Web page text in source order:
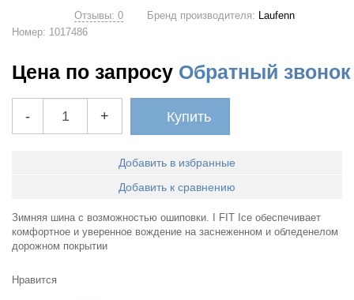
Отзывы: 0 Бренд производителя: Laufenn
Номер: 1017486
Цена по запросу Обратный звонок
- + Купить
Добавить в избранные
Добавить к сравнению
Зимняя шина с возможностью ошиповки. I FIT Ice обеспечивает
комфортное и уверенное вождение на заснеженном и обледенелом
дорожном покрытии
Нравится